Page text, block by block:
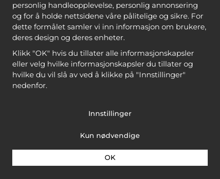
personlig handleopplevelse, personlig annonsering
og for å holde nettsidene våre pålitelige og sikre. For
dette formålet samler vi inn informasjon om brukere,
deres design og deres enheter.
Klikk "OK" hvis du tillater alle informasjonskapsler
eller velg hvilke informasjonskapsler du tillater og
hvilke du vil slå av ved å klikke på "Innstillinger"
nedenfor.
Innstillinger
Kun nødvendige
OK